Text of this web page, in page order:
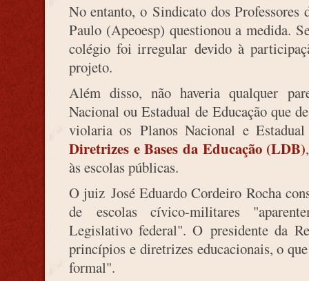
No entanto, o Sindicato dos
Paulo (Apeoesp) questionou a medida.
colégio foi irregular devido à
projeto.
Além disso, não haveria qualquer
Nacional ou Estadual de Educação que
violaria os Planos Nacional e
Diretrizes e Bases da Educação (LDB)
às escolas públicas.
O juiz José Eduardo Cordeiro Rocha
de escolas cívico-militares
Legislativo federal". O presidente da
princípios e diretrizes educacionais, o
formal".